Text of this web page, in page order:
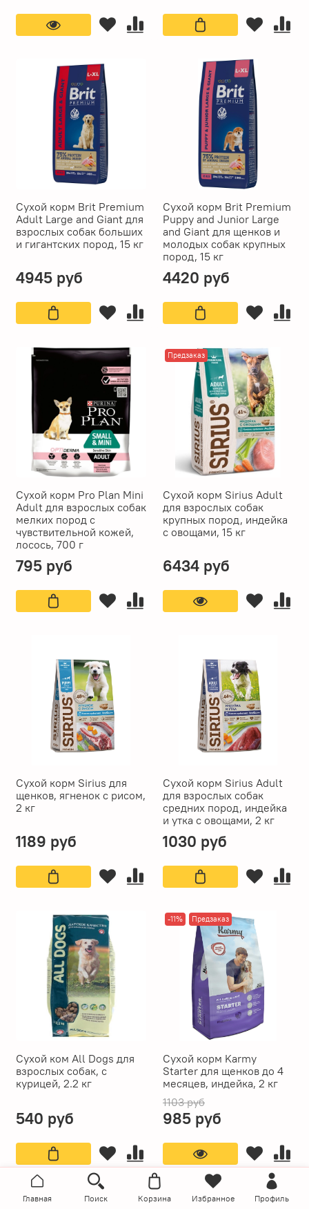
Сухой корм Brit Premium
Adult Large and Giant для
взрослых собак больших
и гигантских пород, 15 кг
4945 руб
Сухой корм Brit Premium
Puppy and Junior Large
and Giant для щенков и
молодых собак крупных
пород, 15 кг
4420 руб
Сухой корм Pro Plan Mini
Adult для взрослых собак
мелких пород с
чувствительной кожей,
лосось, 700 г
795 руб
Предзаказ
Сухой корм Sirius Adult
для взрослых собак
крупных пород, индейка
с овощами, 15 кг
6434 руб
Сухой корм Sirius для
щенков, ягненок с рисом,
2 кг
1189 руб
Сухой корм Sirius Adult
для взрослых собак
средних пород, индейка
и утка с овощами, 2 кг
1030 руб
Сухой ком All Dogs для
взрослых собак, с
курицей, 2.2 кг
540 руб
-11% Предзаказ
Сухой корм Karmy
Starter для щенков до 4
месяцев, индейка, 2 кг
1103 руб
985 руб
-6% -31%
Главная Поиск Корзина Избранное Профиль